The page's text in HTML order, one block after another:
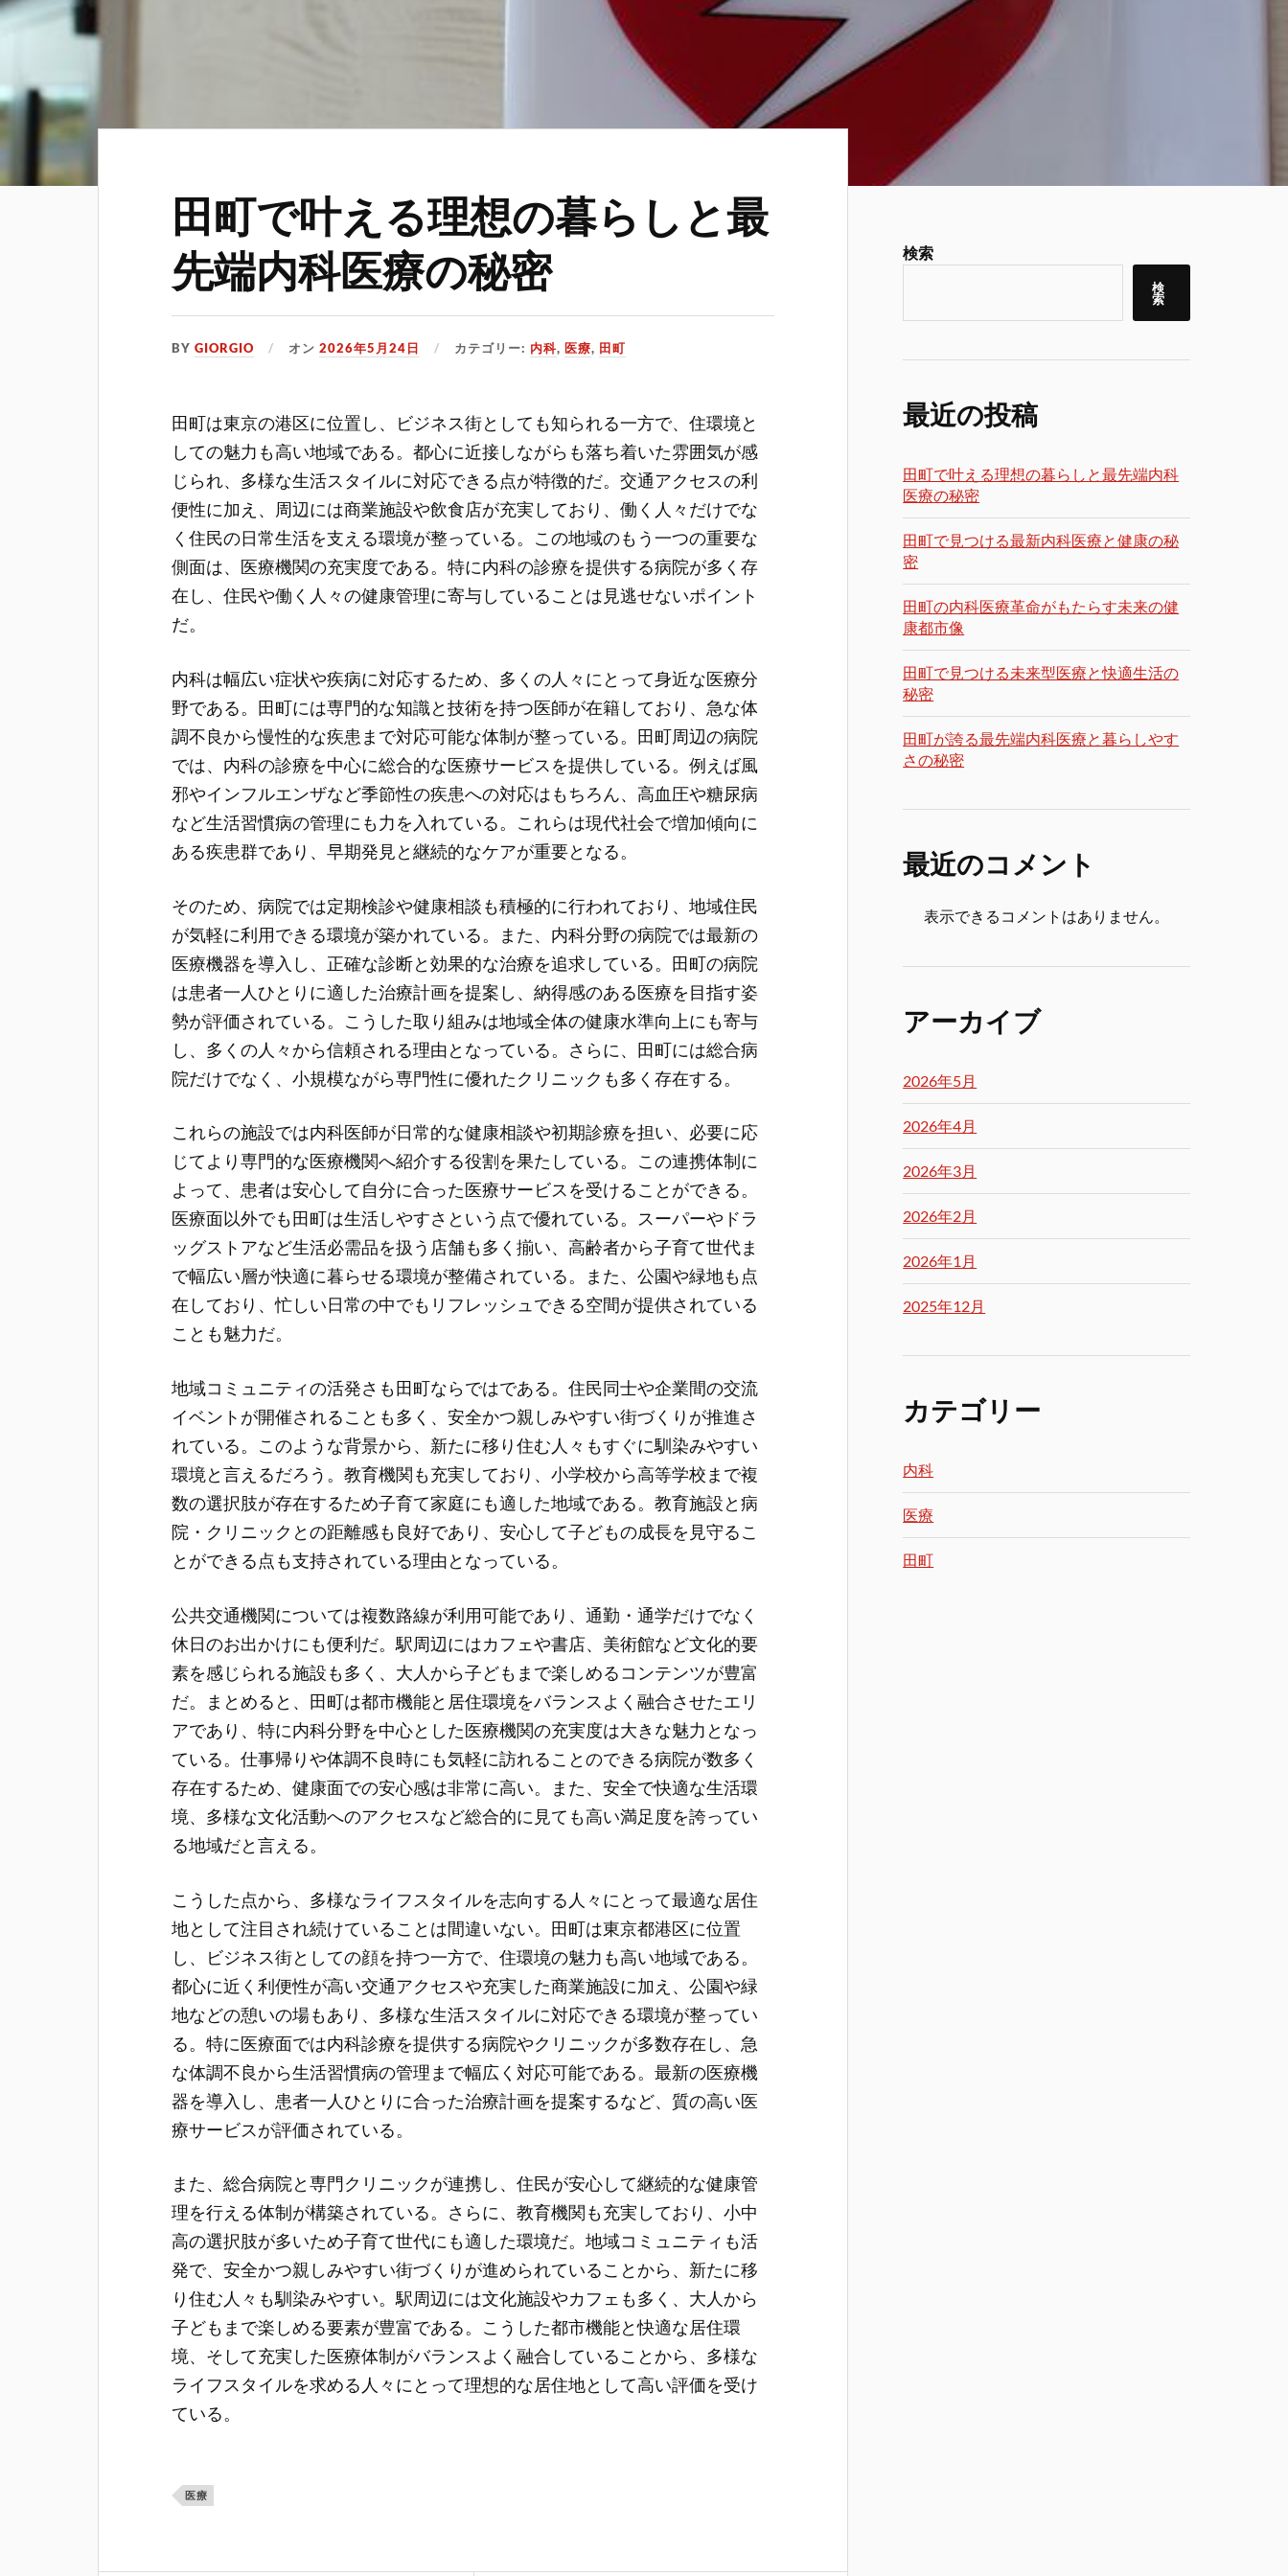
田町で叶える理想の暮らしと最
先端内科医療の秘密
BYGIORGIO オン2026年5月24日 カテゴリー: 内科, 医療, 田町
田町は東京の港区に位置し、ビジネス街としても知られる一方で、住環境と
しての魅力も高い地域である。都心に近接しながらも落ち着いた雰囲気が感
じられ、多様な生活スタイルに対応できる点が特徴的だ。交通アクセスの利
便性に加え、周辺には商業施設や飲食店が充実しており、働く人々だけでな
く住民の日常生活を支える環境が整っている。この地域のもう一つの重要な
側面は、医療機関の充実度である。特に内科の診療を提供する病院が多く存
在し、住民や働く人々の健康管理に寄与していることは見逃せないポイント
だ。
内科は幅広い症状や疾病に対応するため、多くの人々にとって身近な医療分
野である。田町には専門的な知識と技術を持つ医師が在籍しており、急な体
調不良から慢性的な疾患まで対応可能な体制が整っている。田町周辺の病院
では、内科の診療を中心に総合的な医療サービスを提供している。例えば風
邪やインフルエンザなど季節性の疾患への対応はもちろん、高血圧や糖尿病
など生活習慣病の管理にも力を入れている。これらは現代社会で増加傾向に
ある疾患群であり、早期発見と継続的なケアが重要となる。
そのため、病院では定期検診や健康相談も積極的に行われており、地域住民
が気軽に利用できる環境が築かれている。また、内科分野の病院では最新の
医療機器を導入し、正確な診断と効果的な治療を追求している。田町の病院
は患者一人ひとりに適した治療計画を提案し、納得感のある医療を目指す姿
勢が評価されている。こうした取り組みは地域全体の健康水準向上にも寄与
し、多くの人々から信頼される理由となっている。さらに、田町には総合病
院だけでなく、小規模ながら専門性に優れたクリニックも多く存在する。
これらの施設では内科医師が日常的な健康相談や初期診療を担い、必要に応
じてより専門的な医療機関へ紹介する役割を果たしている。この連携体制に
よって、患者は安心して自分に合った医療サービスを受けることができる。
医療面以外でも田町は生活しやすさという点で優れている。スーパーやドラ
ッグストアなど生活必需品を扱う店舗も多く揃い、高齢者から子育て世代ま
で幅広い層が快適に暮らせる環境が整備されている。また、公園や緑地も点
在しており、忙しい日常の中でもリフレッシュできる空間が提供されている
ことも魅力だ。
地域コミュニティの活発さも田町ならではである。住民同士や企業間の交流
イベントが開催されることも多く、安全かつ親しみやすい街づくりが推進さ
れている。このような背景から、新たに移り住む人々もすぐに馴染みやすい
環境と言えるだろう。教育機関も充実しており、小学校から高等学校まで複
数の選択肢が存在するため子育て家庭にも適した地域である。教育施設と病
院・クリニックとの距離感も良好であり、安心して子どもの成長を見守るこ
とができる点も支持されている理由となっている。
公共交通機関については複数路線が利用可能であり、通勤・通学だけでなく
休日のお出かけにも便利だ。駅周辺にはカフェや書店、美術館など文化的要
素を感じられる施設も多く、大人から子どもまで楽しめるコンテンツが豊富
だ。まとめると、田町は都市機能と居住環境をバランスよく融合させたエリ
アであり、特に内科分野を中心とした医療機関の充実度は大きな魅力となっ
ている。仕事帰りや体調不良時にも気軽に訪れることのできる病院が数多く
存在するため、健康面での安心感は非常に高い。また、安全で快適な生活環
境、多様な文化活動へのアクセスなど総合的に見ても高い満足度を誇ってい
る地域だと言える。
こうした点から、多様なライフスタイルを志向する人々にとって最適な居住
地として注目され続けていることは間違いない。田町は東京都港区に位置
し、ビジネス街としての顔を持つ一方で、住環境の魅力も高い地域である。
都心に近く利便性が高い交通アクセスや充実した商業施設に加え、公園や緑
地などの憩いの場もあり、多様な生活スタイルに対応できる環境が整ってい
る。特に医療面では内科診療を提供する病院やクリニックが多数存在し、急
な体調不良から生活習慣病の管理まで幅広く対応可能である。最新の医療機
器を導入し、患者一人ひとりに合った治療計画を提案するなど、質の高い医
療サービスが評価されている。
また、総合病院と専門クリニックが連携し、住民が安心して継続的な健康管
理を行える体制が構築されている。さらに、教育機関も充実しており、小中
高の選択肢が多いため子育て世代にも適した環境だ。地域コミュニティも活
発で、安全かつ親しみやすい街づくりが進められていることから、新たに移
り住む人々も馴染みやすい。駅周辺には文化施設やカフェも多く、大人から
子どもまで楽しめる要素が豊富である。こうした都市機能と快適な居住環
境、そして充実した医療体制がバランスよく融合していることから、多様な
ライフスタイルを求める人々にとって理想的な居住地として高い評価を受け
ている。
医療
検索
検
索
最近の投稿
田町で叶える理想の暮らしと最先端内科
医療の秘密
田町で見つける最新内科医療と健康の秘
密
田町の内科医療革命がもたらす未来の健
康都市像
田町で見つける未来型医療と快適生活の
秘密
田町が誇る最先端内科医療と暮らしやす
さの秘密
最近のコメント
表示できるコメントはありません。
アーカイブ
2026年5月
2026年4月
2026年3月
2026年2月
2026年1月
2025年12月
カテゴリー
内科
医療
田町